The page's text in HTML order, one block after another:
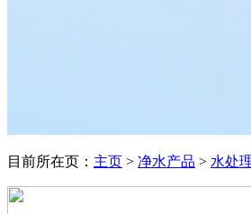
目前所在页： 主页 > 净水产品 > 水处